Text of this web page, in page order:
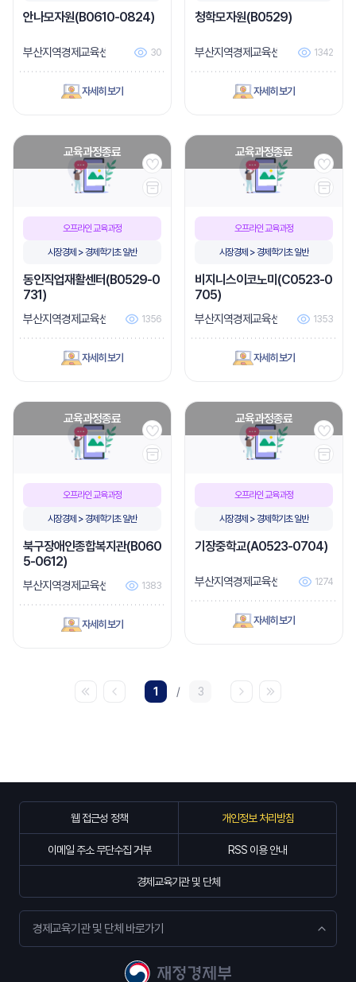
안나모자원(B0610-0824)
부산지역경제교육센터 30
자세히 보기
청학모자원(B0529)
부산지역경제교육센터 1342
자세히 보기
교육과정종료
오프라인 교육과정
시장경제 > 경제학기초 일반
동인직업재활센터(B0529-0
731)
부산지역경제교육센터 1356
자세히 보기
교육과정종료
오프라인 교육과정
시장경제 > 경제학기초 일반
비지니스이코노미(C0523-0
705)
부산지역경제교육센터 1353
자세히 보기
교육과정종료
오프라인 교육과정
시장경제 > 경제학기초 일반
북구장애인종합복지관(B060
5-0612)
부산지역경제교육센터 1383
자세히 보기
교육과정종료
오프라인 교육과정
시장경제 > 경제학기초 일반
기장중학교(A0523-0704)
부산지역경제교육센터 1274
자세히 보기
1 / 3
웹 접근성 정책 개인정보 처리방침
이메일 주소 무단수집 거부 RSS 이용 안내
경제교육기관 및 단체
경제교육기관 및 단체 바로가기